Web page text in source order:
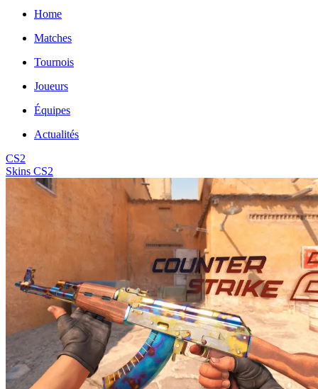
Home
Matches
Tournois
Joueurs
Équipes
Actualités
CS2
Skins CS2